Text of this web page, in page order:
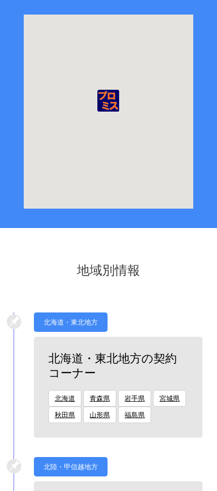
地域別情報
北海道・東北地方
北海道・東北地方の契約
コーナー
北海道 青森県 岩手県 宮城県
秋田県 山形県 福島県
北陸・甲信越地方